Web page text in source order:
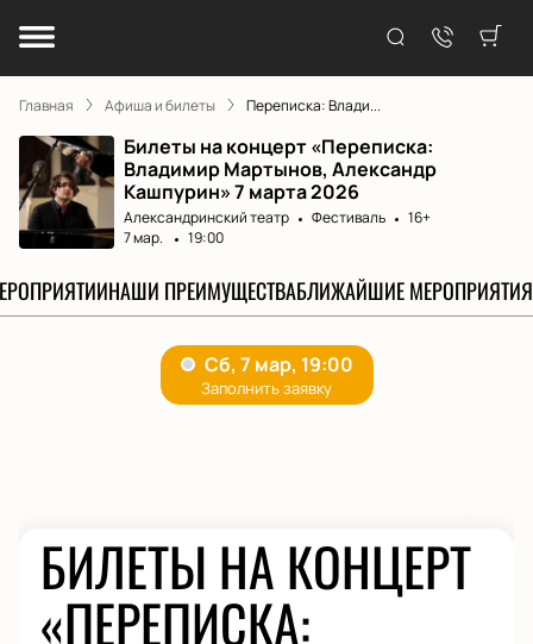
Главная Афиша и билеты Переписка: Влади...
Билеты на концерт «Переписка:
Владимир Мартынов, Александр
Кашпурин» 7 марта 2026
Александринский театр Фестиваль
16+
7 мар.
19:00
НАШИ ПРЕИМУЩЕСТВАБЛИЖАЙШИЕ МЕРОПРИЯТИЯ
БИЛЕТЫ НА КОНЦЕРТ
«ПЕРЕПИСКА: